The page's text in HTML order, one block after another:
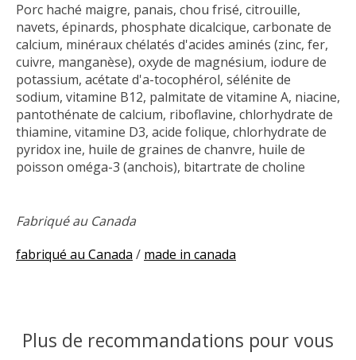
Porc haché maigre, panais, chou frisé, citrouille,
navets, épinards, phosphate dicalcique, carbonate de
calcium, minéraux chélatés d'acides aminés (zinc, fer,
cuivre, manganèse), oxyde de magnésium, iodure de
potassium, acétate d'a-tocophérol, sélénite de
sodium, vitamine B12, palmitate de vitamine A, niacine,
pantothénate de calcium, riboflavine, chlorhydrate de
thiamine, vitamine D3, acide folique, chlorhydrate de
pyridox ine, huile de graines de chanvre, huile de
poisson oméga-3 (anchois), bitartrate de choline
Fabriqué au Canada
fabriqué au Canada / made in canada
Plus de recommandations pour vous